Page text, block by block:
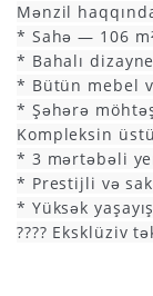
Mənzil
* Sahə — 106
* Bahalı
* Bütün mebel
* Şəhərə
Kompleksin
* 3 mərtəbəli
* Prestijli və
* Yüksək
???? Eksklüziv